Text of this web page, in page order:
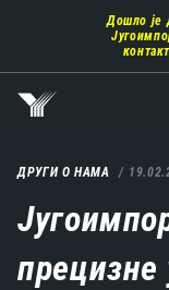
главни
део
садржаја
Дошло је
ДРУГИ О НАМА
прецизне